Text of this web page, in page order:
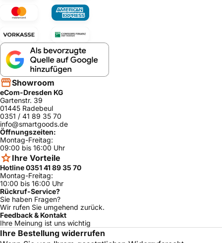
Showroom
eCom-Dresden KG
Gartenstr. 39
01445 Radebeul
0351 / 41 89 35 70
info@smartgoods.de
Öffnungszeiten:
Montag-Freitag:
09:00 bis 16:00 Uhr
Ihre Vorteile
Hotline 0351 41 89 35 70
Montag-Freitag:
10:00 bis 16:00 Uhr
Rückruf-Service?
Sie haben Fragen?
Wir rufen Sie umgehend zurück.
Feedback & Kontakt
Ihre Meinung ist uns wichtig
Ihre Bestellung widerrufen